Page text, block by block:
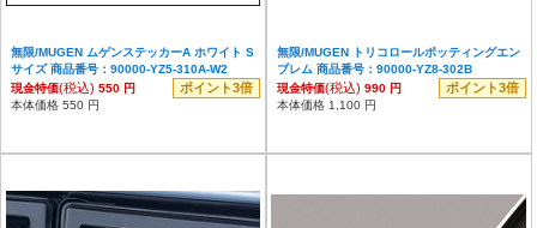
無限/MUGEN ムゲンステッカーA ホワイト S
サイズ 商品番号：90000-YZ5-310A-W2
現金特価(税込) 550 円 ポイント3倍
本体価格 550 円
無限/MUGEN トリコロールポッティングエン
ブレム 商品番号：90000-YZ8-302B
現金特価(税込) 990 円 ポイント3倍
本体価格 1,100 円